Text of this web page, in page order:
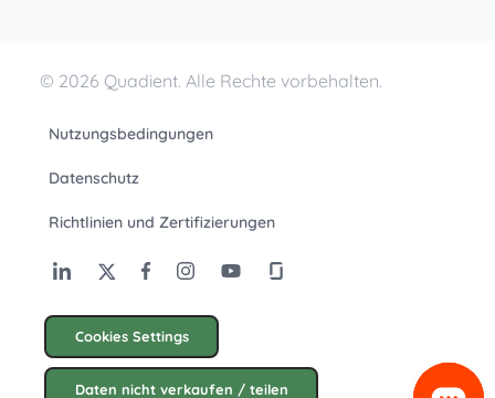
© 2026 Quadient. Alle Rechte vorbehalten.
Nutzungsbedingungen
Datenschutz
Richtlinien und Zertifizierungen
Cookies Settings
Daten nicht verkaufen / teilen